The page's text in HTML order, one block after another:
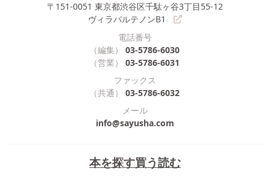
本を探す買う読む
〒151-0051 東京都渋谷区千駄ヶ谷3丁目55-12
ヴィラパルテノンB1
電話番号
（編集）
03-5786-6030
（営業）
03-5786-6031
ファックス
（共通）
03-5786-6032
メール
info@sayusha.com